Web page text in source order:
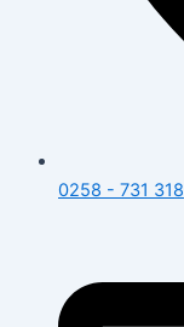
0258 - 731 318